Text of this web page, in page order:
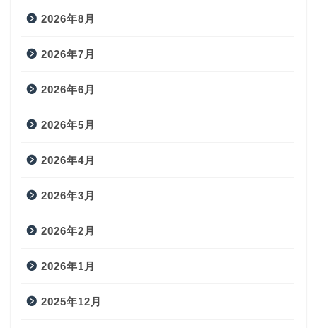
2026年8月
2026年7月
2026年6月
2026年5月
2026年4月
2026年3月
2026年2月
2026年1月
2025年12月